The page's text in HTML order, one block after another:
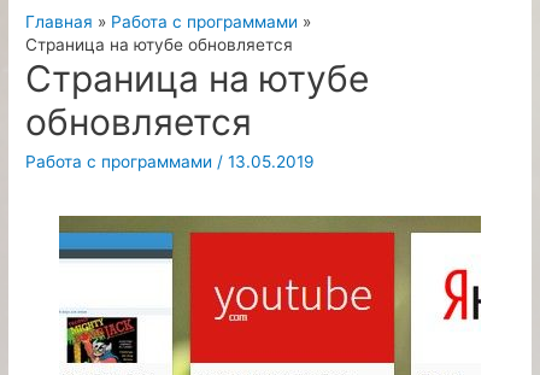
Главная
Работа с программами
Страница на ютубе обновляется
Страница на ютубе
обновляется
Работа с программами /13.05.2019